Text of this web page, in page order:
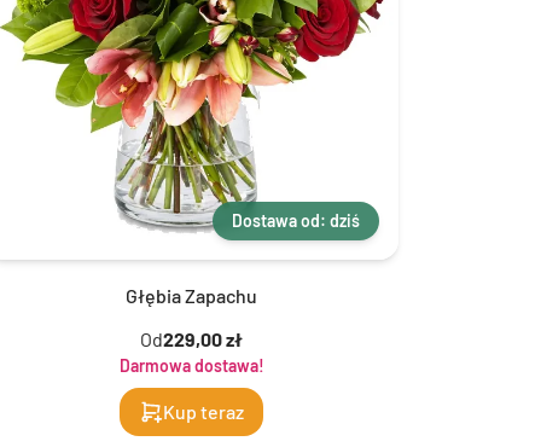
Dostawa od: dziś
Głębia Zapachu
Od229,00 zł
Darmowa dostawa!
Kup teraz